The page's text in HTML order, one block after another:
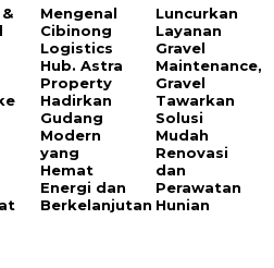
Mengenal
Cibinong
Logistics
Hub. Astra
Property
Hadirkan
Gudang
Modern
yang
Hemat
Energi dan
Berkelanjutan
Luncurkan
Layanan
Gravel
Maintenance,
Gravel
Tawarkan
Solusi
Mudah
Renovasi
dan
Perawatan
Hunian